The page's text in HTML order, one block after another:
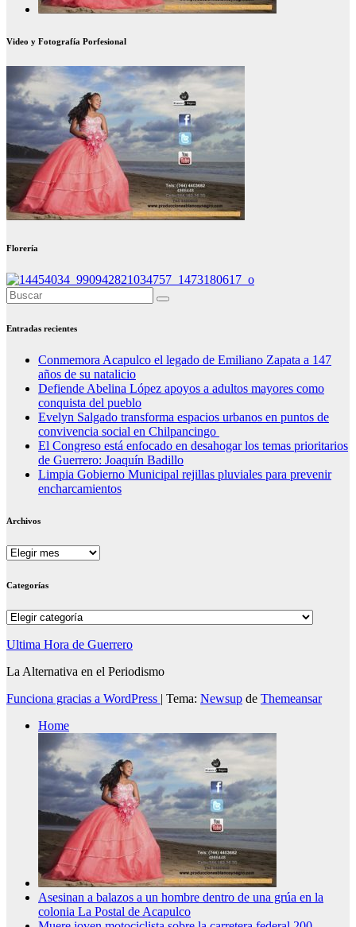
Video y Fotografía Porfesional
Florería
Entradas recientes
Conmemora Acapulco el legado de Emiliano Zapata a 147
años de su natalicio
Defiende Abelina López apoyos a adultos mayores como
conquista del pueblo
Evelyn Salgado transforma espacios urbanos en puntos de
convivencia social en Chilpancingo
El Congreso está enfocado en desahogar los temas prioritarios
de Guerrero: Joaquín Badillo
Limpia Gobierno Municipal rejillas pluviales para prevenir
encharcamientos
Archivos
Archivos
Categorías
Categorías
Ultima Hora de Guerrero
La Alternativa en el Periodismo
Funciona gracias a WordPress | Tema: Newsup de Themeansar
Home
Asesinan a balazos a un hombre dentro de una grúa en la
colonia La Postal de Acapulco